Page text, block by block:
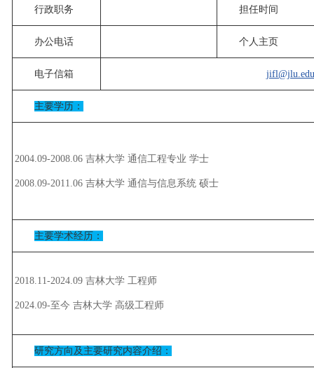
行政职务 担任时间
办公电话 个人主页
电子信箱
主要学历：
2004.09-2008.06 吉林大学 通信工程专业 学士
2008.09-2011.06 吉林大学 通信与信息系统 硕士
主要学术经历：
2018.11-2024.09 吉林大学 工程师
2024.09-至今 吉林大学 高级工程师
研究方向及主要研究内容介绍：